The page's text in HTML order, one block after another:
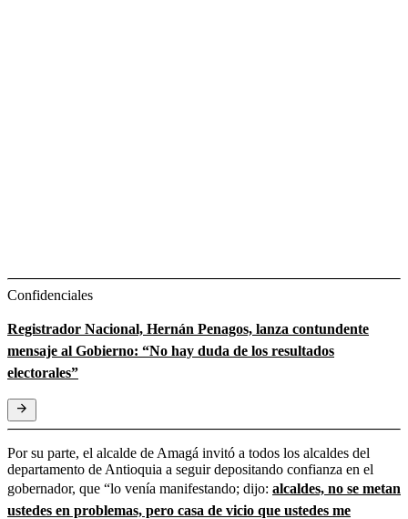
Confidenciales
Registrador Nacional, Hernán Penagos, lanza contundente
mensaje al Gobierno: “No hay duda de los resultados
electorales”
Por su parte, el alcalde de Amagá invitó a todos los alcaldes del
departamento de Antioquia a seguir depositando confianza en el
gobernador, que “lo venía manifestando; dijo: alcaldes, no se metan
ustedes en problemas, pero casa de vicio que ustedes me